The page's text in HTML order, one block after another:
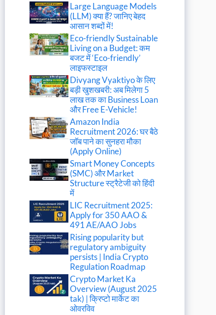
Large Language Models
(LLM) क्या हैं? जानिए बेहद
आसान शब्दों में!
Eco-friendly Sustainable
Living on a Budget: कम
बजट में ‘Eco-friendly’
लाइफस्टाइल
Divyang Vyaktiyo के लिए
बड़ी खुशखबरी: अब मिलेगा 5
लाख तक का Business Loan
और Free E-Vehicle!
Amazon India
Recruitment 2026: घर बैठे
जॉब पाने का सुनहरा मौका
(Apply Online)
Smart Money Concepts
(SMC) और Market
Structure स्ट्रैटेजी को हिंदी
में
LIC Recruitment 2025:
Apply for 350 AAO &
491 AE/AAO Jobs
Rising popularity but
regulatory ambiguity
persists | India Crypto
Regulation Roadmap
Crypto Market Ka
Overview (August 2025
tak) | क्रिप्टो मार्केट का
ओवरविव